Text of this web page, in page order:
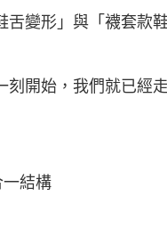
舌變形」與「襪套款
刻開始，我們就已經
結構